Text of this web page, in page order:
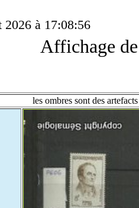
à 17:08:56
Affichage
les ombres sont des